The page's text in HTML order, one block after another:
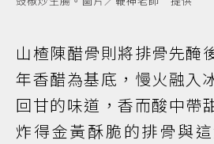
山楂陳醋骨則將排骨先醃
年香醋為基底，慢火融入
回甘的味道，香而酸中帶
炸得金黃酥脆的排骨與